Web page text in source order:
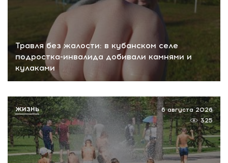
Травля без жалости: в кубанском селе
подростка-инвалида добивали камнями и
кулаками
6 августа 2026
325
ЖИЗНЬ